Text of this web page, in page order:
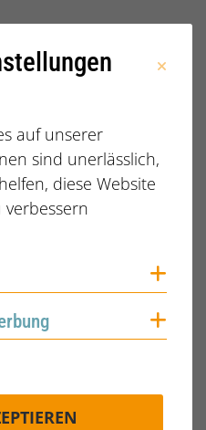
auf unserer
sind unerlässlich,
diese Website